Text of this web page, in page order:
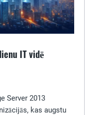
IT vidē
Server 2013
kas augstu